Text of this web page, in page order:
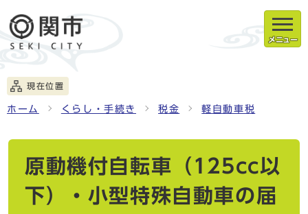
メニュー
現在位置
ホーム くらし・手続き 税金 軽自動車税
原動機付自転車（125cc以
下）・小型特殊自動車の届